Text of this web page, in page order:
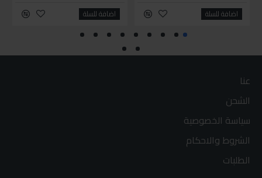
اضافة للسلة اضافة للسلة
عنا
الشحن
سياسة الخصوصية
الشروط والاحكام
الطلبات